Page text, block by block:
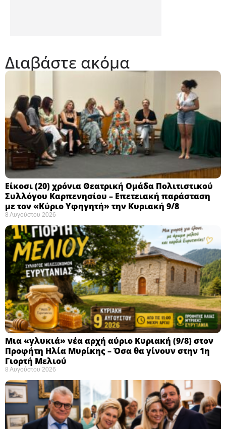
Διαβάστε ακόμα
Eίκοσι (20) χρόνια Θεατρική Ομάδα Πολιτιστικού
Συλλόγου Καρπενησίου – Επετειακή παράσταση
με τον «Κύριο Υφηγητή» την Κυριακή 9/8
8 Αυγούστου 2026
Μια «γλυκιά» νέα αρχή αύριο Κυριακή (9/8) στον
Προφήτη Ηλία Μυρίκης – Όσα θα γίνουν στην 1η
Γιορτή Μελιού
8 Αυγούστου 2026